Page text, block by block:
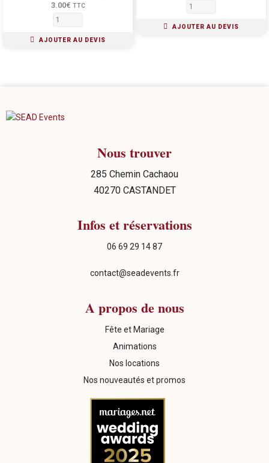
3.00€ TTC
AJOUTER AU DEVIS
AJOUTER AU DEVIS
Nous trouver
285 Chemin Cachaou
40270 CASTANDET
Infos et réservations
06 69 29 14 87
contact@seadevents.fr
A propos de nous
Fête et Mariage
Animations
Nos locations
Nos nouveautés et promos